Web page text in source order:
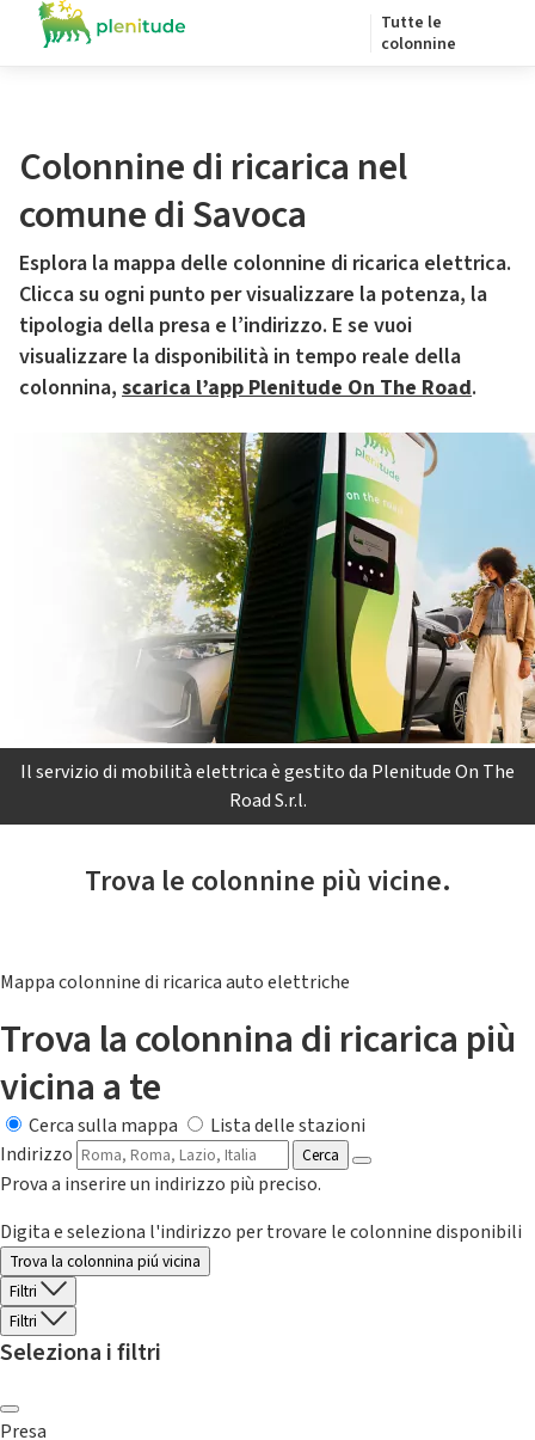
Tutte le
colonnine
Colonnine di ricarica nel
comune di Savoca
Esplora la mappa delle colonnine di ricarica elettrica.
Clicca su ogni punto per visualizzare la potenza, la
tipologia della presa e l’indirizzo. E se vuoi
visualizzare la disponibilità in tempo reale della
colonnina, scarica l’app Plenitude On The Road.
Il servizio di mobilità elettrica è gestito da Plenitude On The
Road S.r.l.
Trova le colonnine più vicine.
Mappa colonnine di ricarica auto elettriche
Trova la colonnina di ricarica più
vicina a te
Cerca sulla mappa
Lista delle stazioni
Indirizzo
Cerca
Prova a inserire un indirizzo più preciso.
Digita e seleziona l'indirizzo per trovare le colonnine disponibili
Trova la colonnina piú vicina
Filtri
Filtri
Seleziona i filtri
Presa